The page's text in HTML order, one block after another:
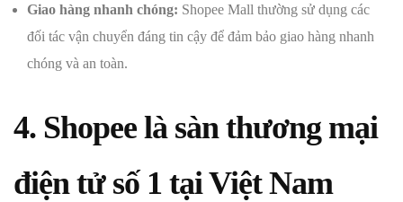
Giao hàng nhanh chóng: Shopee Mall thường sử dụng các
đối tác vận chuyển đáng tin cậy để đảm bảo giao hàng nhanh
chóng và an toàn.
4. Shopee là sàn thương mại
điện tử số 1 tại Việt Nam